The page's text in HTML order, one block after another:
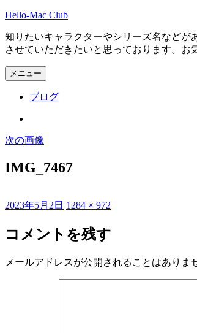
コ
テ
ン
ツ
へ
Hello-Mac Club
知りたいキャラクターやシリーズ名などが
させていただきたいと思っております。お
メニュー
ブログ
次の画像
IMG_7467
投
日:
2023年5月2日 フ
サ
イ
1284 × 972
コメントを残す
メールアドレスが公開されることはありま